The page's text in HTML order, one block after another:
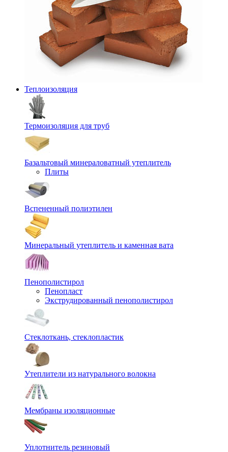
Теплоизоляция
Термоизоляция для труб
Базальтовый минераловатный утеплитель
Плиты
Вспененный полиэтилен
Минеральный утеплитель и каменная вата
Пенополистирол
Пенопласт
Экструдированный пенополистирол
Стеклоткань, стеклопластик
Утеплители из натурального волокна
Мембраны изоляционные
Уплотнитель резиновый